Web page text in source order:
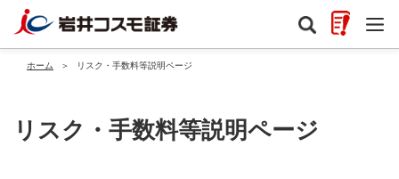
ホーム ＞ リスク・手数料等説明ページ
リスク・手数料等説明ページ